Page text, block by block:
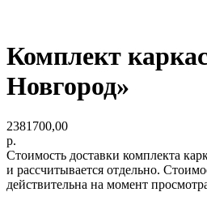
‎Комплект
Новгород»
2381700,00
р.
Стоимость доставки комплекта
и рассчитывается отдельно.
действительна на момент